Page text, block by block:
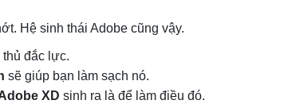
Hệ sinh thái Adobe cũng vậy.
đắc lực.
sẽ giúp bạn làm sạch nó.
XD sinh ra là để làm điều đó.